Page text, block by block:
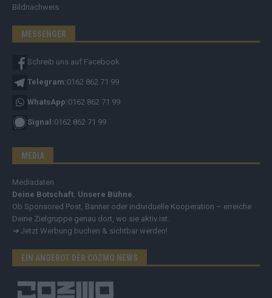
Bildnachweis
MESSENGER
Schreib uns auf Facebook
Telegram:0162 862 71 99
WhatsApp:0162 862 71 99
Signal:0162 862 71 99
MEDIA
Mediadaten
Deine Botschaft. Unsere Bühne.
Ob Sponsored Post, Banner oder individuelle Kooperation – erreiche
Deine Zielgruppe genau dort, wo sie aktiv ist.
➔ Jetzt Werbung buchen & sichtbar werden!
EIN ANGEBOT DER COZMO NEWS